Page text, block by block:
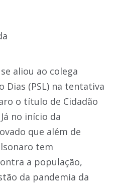
aliou ao colega
Dias (PSL) na tentativa
o título de Cidadão
no início da
que além de
tem
a população,
da pandemia da